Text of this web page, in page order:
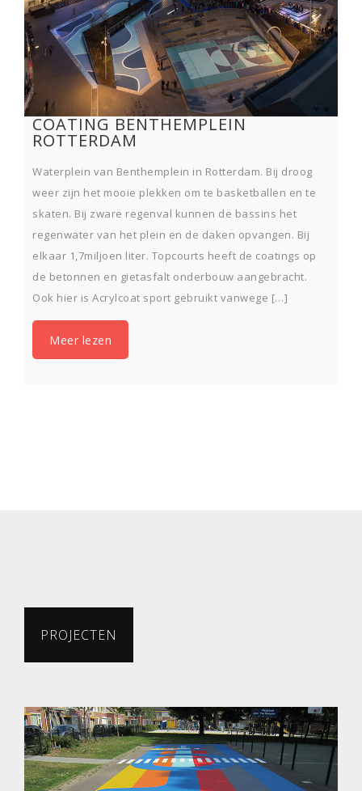
COATING BENTHEMPLEIN
ROTTERDAM
Waterplein van Benthemplein in Rotterdam. Bij droog
weer zijn het mooie plekken om te basketballen en te
skaten. Bij zware regenval kunnen de bassins het
regenwater van het plein en de daken opvangen. Bij
elkaar 1,7miljoen liter. Topcourts heeft de coatings op
de betonnen en gietasfalt onderbouw aangebracht.
Ook hier is Acrylcoat sport gebruikt vanwege […]
Meer lezen
PROJECTEN